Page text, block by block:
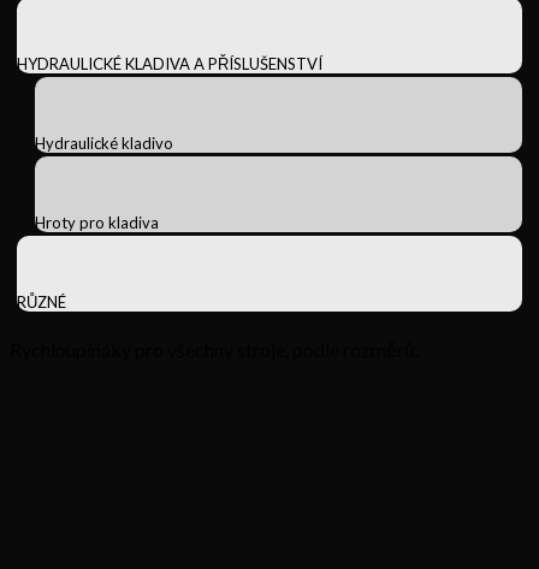
HYDRAULICKÉ KLADIVA A PŘÍSLUŠENSTVÍ
Hydraulické kladivo
Hroty pro kladiva
RŮZNÉ